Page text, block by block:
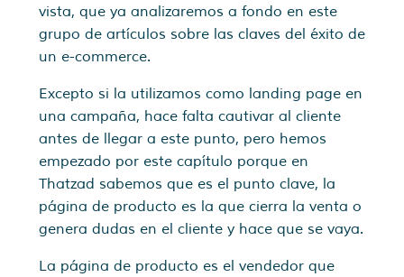
vista, que ya analizaremos a fondo en este
grupo de artículos sobre las claves del éxito de
un e-commerce.
Excepto si la utilizamos como landing page en
una campaña, hace falta cautivar al cliente
antes de llegar a este punto, pero hemos
empezado por este capítulo porque en
Thatzad sabemos que es el punto clave, la
página de producto es la que cierra la venta o
genera dudas en el cliente y hace que se vaya.
La página de producto es el vendedor que